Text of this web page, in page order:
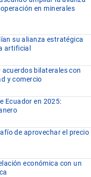
en minerales
su alianza estratégica
artificial
bilaterales con
y comercio
Ecuador en 2025:
de aprovechar el precio
económica con un